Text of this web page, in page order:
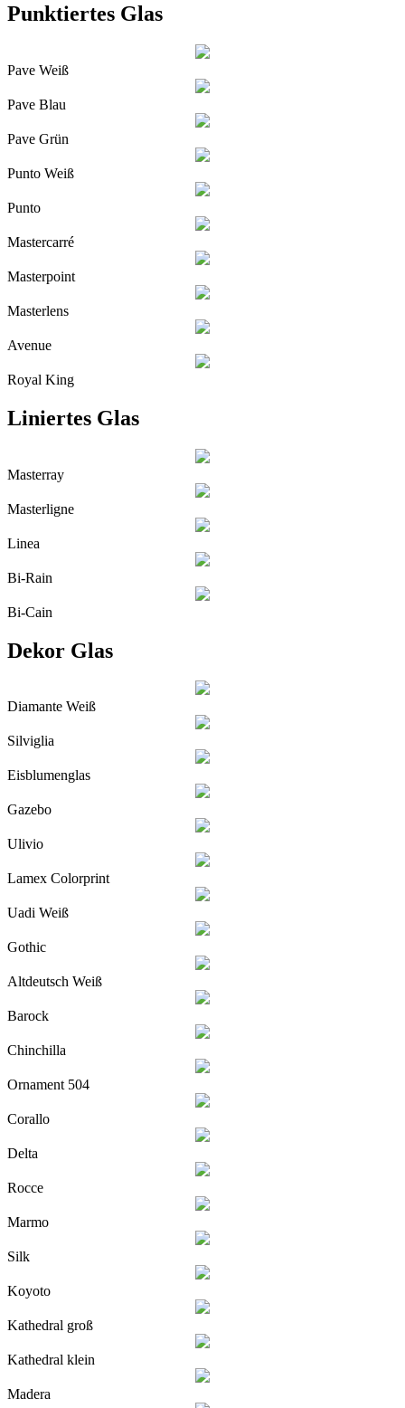
Punktiertes Glas
Pave Weiß
Pave Blau
Pave Grün
Punto Weiß
Punto
Mastercarré
Masterpoint
Masterlens
Avenue
Royal King
Liniertes Glas
Masterray
Masterligne
Linea
Bi-Rain
Bi-Cain
Dekor Glas
Diamante Weiß
Silviglia
Eisblumenglas
Gazebo
Ulivio
Lamex Colorprint
Uadi Weiß
Gothic
Altdeutsch Weiß
Barock
Chinchilla
Ornament 504
Corallo
Delta
Rocce
Marmo
Silk
Koyoto
Kathedral groß
Kathedral klein
Madera